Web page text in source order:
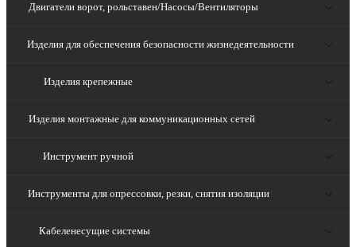
Двигатели ворот, рольставен/Насосы/Вентиляторы
Изделия для обеспечения безопасности жизнедеятельности
Изделия крепежные
Изделия монтажные для коммуникационных сетей
Инструмент ручной
Инструменты для опрессовки, резки, снятия изоляции
Кабеленесущие системы